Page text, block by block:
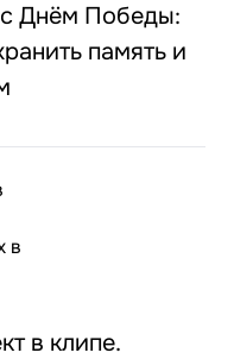
Днём Победы:
память и
в клипе.